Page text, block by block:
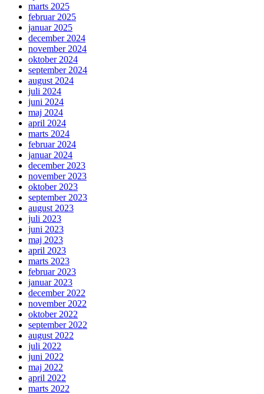
marts 2025
februar 2025
januar 2025
december 2024
november 2024
oktober 2024
september 2024
august 2024
juli 2024
juni 2024
maj 2024
april 2024
marts 2024
februar 2024
januar 2024
december 2023
november 2023
oktober 2023
september 2023
august 2023
juli 2023
juni 2023
maj 2023
april 2023
marts 2023
februar 2023
januar 2023
december 2022
november 2022
oktober 2022
september 2022
august 2022
juli 2022
juni 2022
maj 2022
april 2022
marts 2022